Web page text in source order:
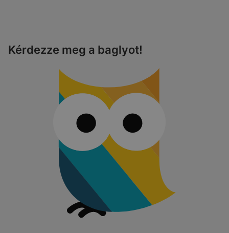
Kérdezze meg a baglyot!